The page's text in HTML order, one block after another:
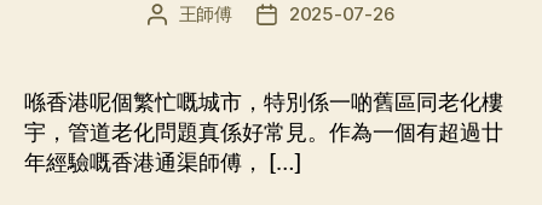
文
者
王師傅
发
期
2025-07-26
喺香港呢個繁忙嘅城市，特別係一啲舊區同老化樓
宇，管道老化問題真係好常見。作為一個有超過廿
年經驗嘅香港通渠師傅， […]